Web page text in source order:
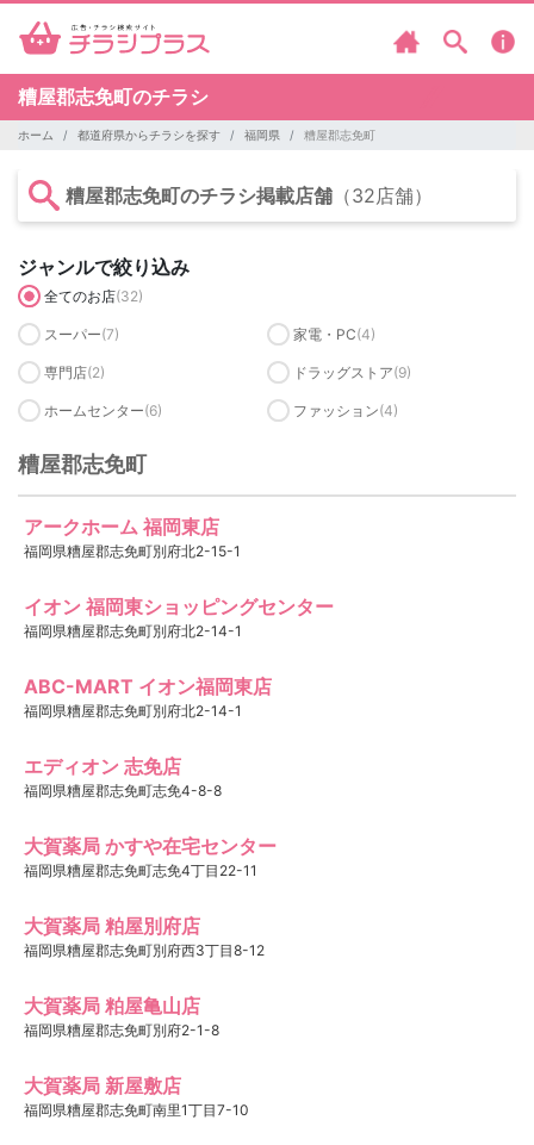
糟屋郡志免町のチラシ
ホーム 都道府県からチラシを探す 福岡県 糟屋郡志免町
糟屋郡志免町のチラシ掲載店舗 （32店舗）
ジャンルで絞り込み
全てのお店(32)
スーパー(7) 家電・PC(4)
専門店(2) ドラッグストア(9)
ホームセンター(6) ファッション(4)
糟屋郡志免町
アークホーム 福岡東店
福岡県糟屋郡志免町別府北2-15-1
イオン 福岡東ショッピングセンター
福岡県糟屋郡志免町別府北2-14-1
ABC-MART イオン福岡東店
福岡県糟屋郡志免町別府北2-14-1
エディオン 志免店
福岡県糟屋郡志免町志免4-8-8
大賀薬局 かすや在宅センター
福岡県糟屋郡志免町志免4丁目22-11
大賀薬局 粕屋別府店
福岡県糟屋郡志免町別府西3丁目8-12
大賀薬局 粕屋亀山店
福岡県糟屋郡志免町別府2-1-8
大賀薬局 新屋敷店
福岡県糟屋郡志免町南里1丁目7-10